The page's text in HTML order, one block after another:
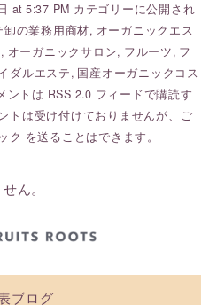
at 5:37 PM カテゴリーに公開され
卸の業務用商材, オーガニックエス
, オーガニックサロン, フルーツ, フ
ダルエステ, 国産オーガニックコス
ントは RSS 2.0 フィードで購読す
トは受け付けておりませんが、ご
ク を送ることはできます。
ん。
ブログ